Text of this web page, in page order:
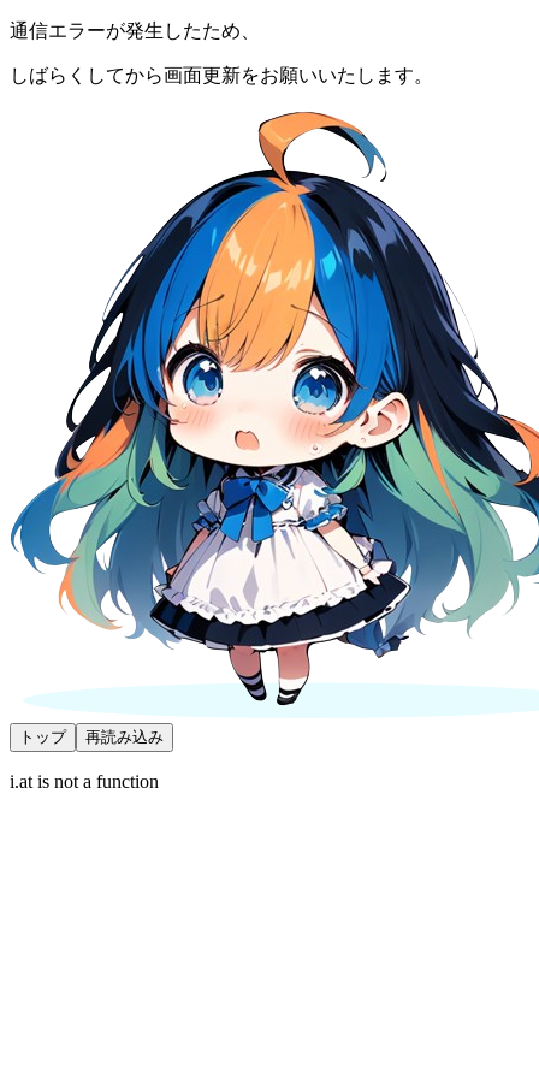
通信エラーが発生したため、
しばらくしてから画面更新をお願いいたします。
トップ 再読み込み
i.at is not a function